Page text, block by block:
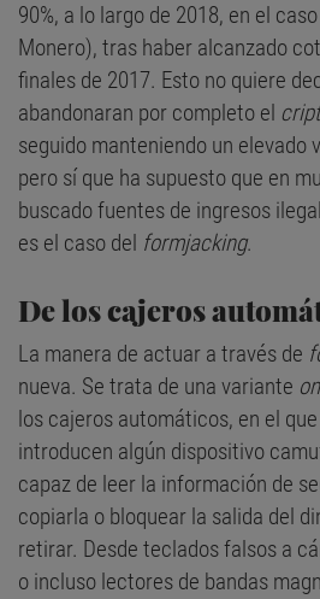
90%, a lo largo de 2018, en el
Monero), tras haber alcanzado
finales de 2017. Esto no quiere
abandonaran por completo el
seguido manteniendo un elevado
pero sí que ha supuesto que en
buscado fuentes de ingresos
es el caso del formjacking.
De los cajeros
La manera de actuar a través de
nueva. Se trata de una variante
los cajeros automáticos, en el
introducen algún dispositivo
capaz de leer la información de
copiarla o bloquear la salida del
retirar. Desde teclados falsos a
o incluso lectores de bandas